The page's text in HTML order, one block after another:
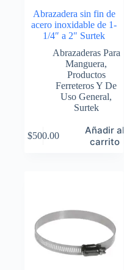
Abrazadera sin fin de
acero inoxidable de 1-
1/4″ a 2″ Surtek
Abrazaderas Para
Manguera,
Productos
Ferreteros Y De
Uso General,
Surtek
$500.00
Añadir al
carrito